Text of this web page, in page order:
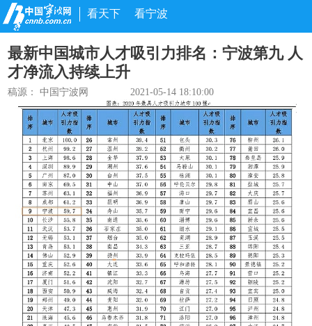
看天下 看宁波
最新中国城市人才吸引力排名：宁波第九 人
才净流入持续上升
稿源： 中国宁波网 2021-05-14 18:10:00